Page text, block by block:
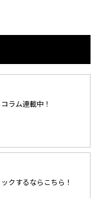
ラム連載中！
クするならこちら！